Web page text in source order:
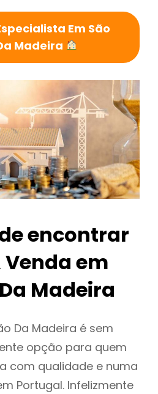
Em São
Madeira
encontrar
em
Madeira
Da Madeira é sem
opção para quem
com qualidade e numa
Portugal. Infelizmente